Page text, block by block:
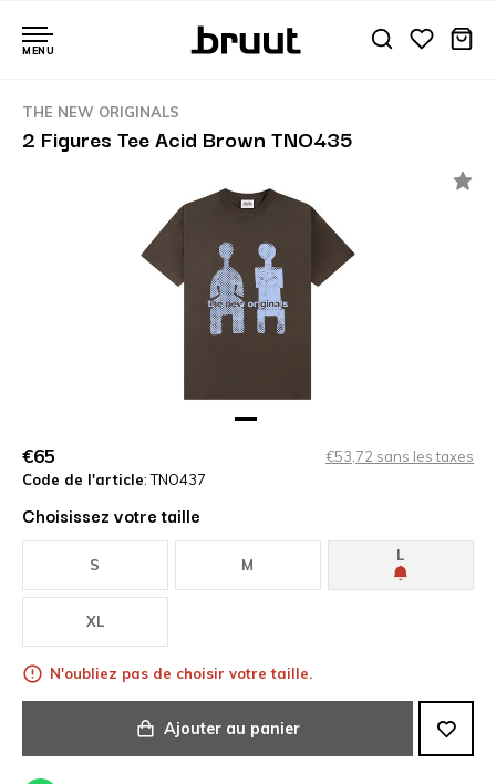
MENU
THE NEW ORIGINALS
2 Figures Tee Acid Brown TNO435
€65
€53,72 sans les taxes
Code de l'article: TNO437
Choisissez votre taille
S M
L
XL
N'oubliez pas de choisir votre taille.
Ajouter au panier